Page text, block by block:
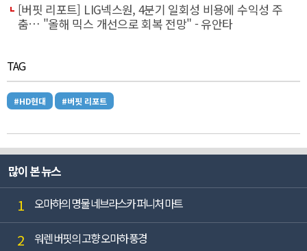
[버핏 리포트] LIG넥스원, 4분기 일회성 비용에 수익성 주
춤… "올해 믹스 개선으로 회복 전망" - 유안타
TAG
#HD현대 #버핏 리포트
많이 본 뉴스
1 오마하의 명물 네브라스카 퍼니처 마트
2 워렌 버핏의 고향 오마하 풍경